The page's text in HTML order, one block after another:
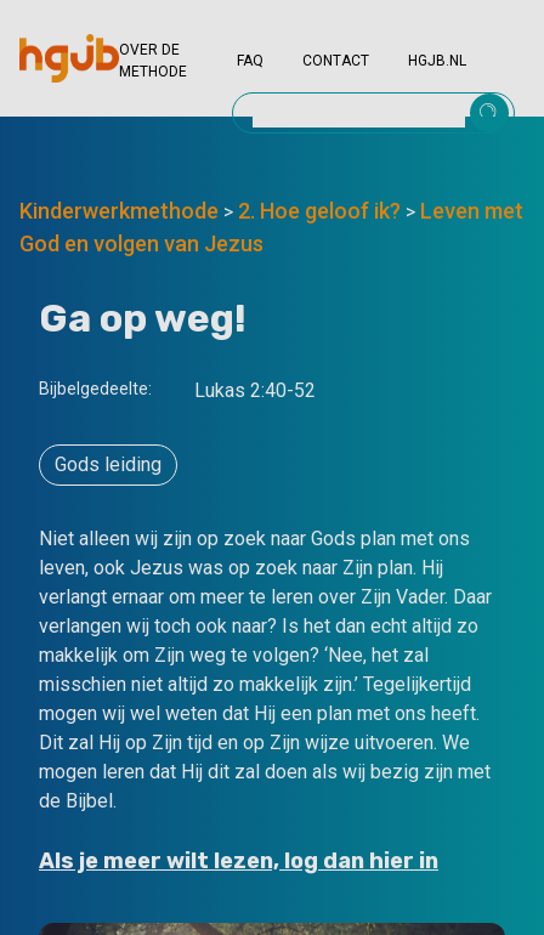
OVER DE
METHODE
FAQ CONTACT HGJB.NL
Kinderwerkmethode > 2. Hoe geloof ik? > Leven met
God en volgen van Jezus
Ga op weg!
Bijbelgedeelte: Lukas 2:40-52
Gods leiding
Niet alleen wij zijn op zoek naar Gods plan met ons
leven, ook Jezus was op zoek naar Zijn plan. Hij
verlangt ernaar om meer te leren over Zijn Vader. Daar
verlangen wij toch ook naar? Is het dan echt altijd zo
makkelijk om Zijn weg te volgen? ‘Nee, het zal
misschien niet altijd zo makkelijk zijn.’ Tegelijkertijd
mogen wij wel weten dat Hij een plan met ons heeft.
Dit zal Hij op Zijn tijd en op Zijn wijze uitvoeren. We
mogen leren dat Hij dit zal doen als wij bezig zijn met
de Bijbel.
Als je meer wilt lezen, log dan hier in